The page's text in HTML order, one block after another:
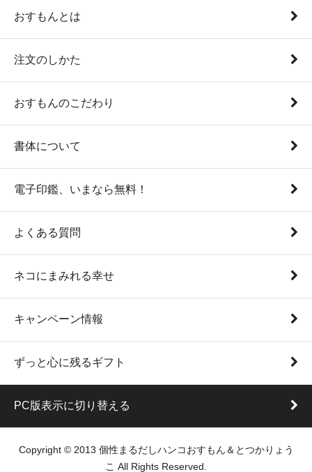
おすもんとは
注文のしかた
おすもんのこだわり
書体について
電子印鑑、いまなら無料！
よくある質問
ネコにまみれる幸せ
キャンペーン情報
ずっと心に残るギフト
PC版表示に切り替える
Copyright © 2013 個性まるだしハンコおすもん＆とつかりょう
こ All Rights Reserved.